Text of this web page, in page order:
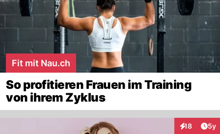
Fit mit Nau.ch
So profitieren Frauen im Training
von ihrem Zyklus
18 5y